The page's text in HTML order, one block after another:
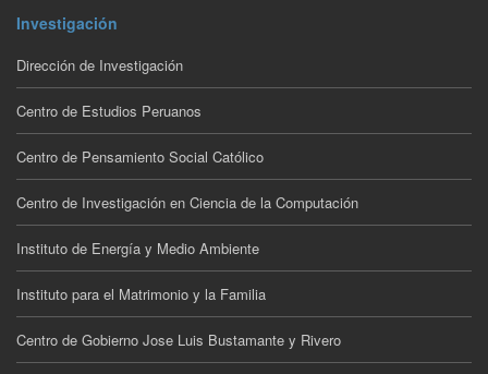
Investigación
Dirección de Investigación
Centro de Estudios Peruanos
Centro de Pensamiento Social Católico
Centro de Investigación en Ciencia de la Computación
Instituto de Energía y Medio Ambiente
Instituto para el Matrimonio y la Familia
Centro de Gobierno Jose Luis Bustamante y Rivero